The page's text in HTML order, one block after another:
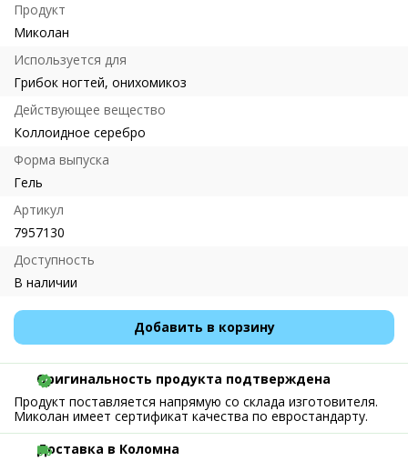
Продукт
Миколан
Используется для
Грибок ногтей, онихомикоз
Действующее вещество
Коллоидное серебро
Форма выпуска
Гель
Артикул
7957130
Доступность
В наличии
Добавить в корзину
Оригинальность продукта подтверждена
Продукт поставляется напрямую со склада изготовителя.
Миколан имеет сертификат качества по евростандарту.
Доставка в Коломна